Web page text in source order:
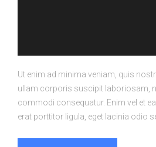
Ut enim ad minima veniam, quis
ullam corporis suscipit laboriosam,
commodi consequatur. Enim vel et
erat porttitor ligula, eget lacinia odio